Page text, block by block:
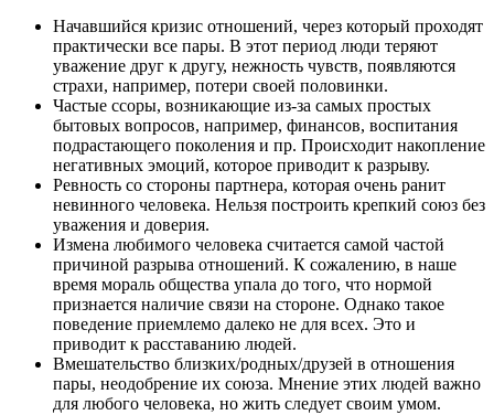
Начавшийся кризис отношений, через который проходят
практически все пары. В этот период люди теряют
уважение друг к другу, нежность чувств, появляются
страхи, например, потери своей половинки.
Частые ссоры, возникающие из-за самых простых
бытовых вопросов, например, финансов, воспитания
подрастающего поколения и пр. Происходит накопление
негативных эмоций, которое приводит к разрыву.
Ревность со стороны партнера, которая очень ранит
невинного человека. Нельзя построить крепкий союз без
уважения и доверия.
Измена любимого человека считается самой частой
причиной разрыва отношений. К сожалению, в наше
время мораль общества упала до того, что нормой
признается наличие связи на стороне. Однако такое
поведение приемлемо далеко не для всех. Это и
приводит к расставанию людей.
Вмешательство близких/родных/друзей в отношения
пары, неодобрение их союза. Мнение этих людей важно
для любого человека, но жить следует своим умом.